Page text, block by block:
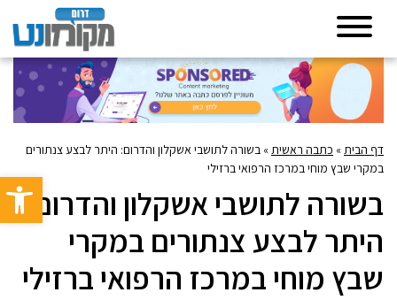
פתח
דף הבית» כתבה ראשית» בשורה לתושבי אשקלון והדרום: היתר לבצע צנתורים
במקרי שבץ מוחי במרכז הרפואי ברזילי
בשורה לתושבי אשקלון והדרום:
היתר לבצע צנתורים במקרי
שבץ מוחי במרכז הרפואי ברזילי